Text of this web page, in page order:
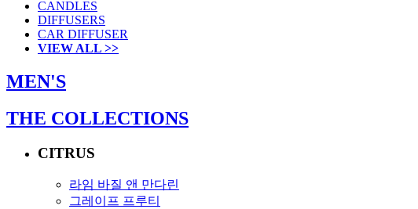
CANDLES
DIFFUSERS
CAR DIFFUSER
VIEW ALL >>
MEN'S
THE COLLECTIONS
CITRUS
라임 바질 앤 만다린
그레이프 프루티